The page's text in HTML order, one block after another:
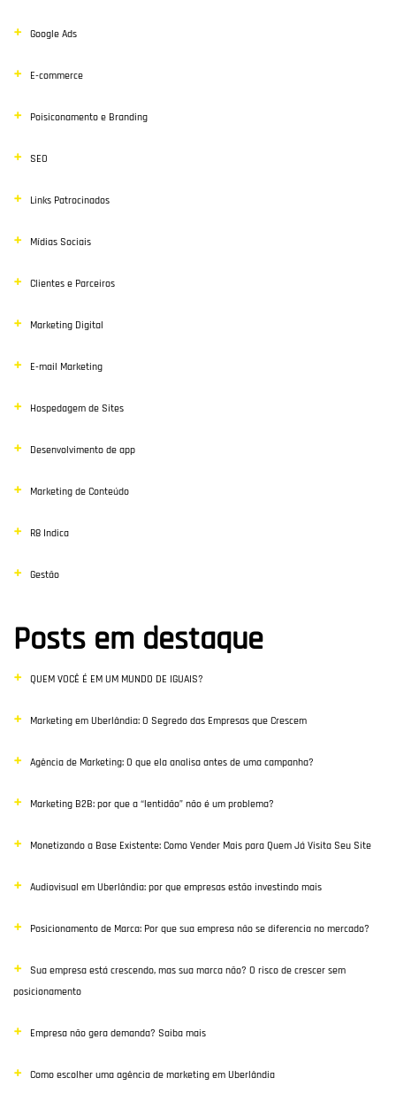
Google Ads
E-commerce
Poisiconamento e Branding
SEO
Links Patrocinados
Mídias Sociais
Clientes e Parceiros
Marketing Digital
E-mail Marketing
Hospedagem de Sites
Desenvolvimento de app
Marketing de Conteúdo
R8 Indica
Gestão
Posts em destaque
QUEM VOCÊ É EM UM MUNDO DE IGUAIS?
Marketing em Uberlândia: O Segredo das Empresas que Crescem
Agência de Marketing: O que ela analisa antes de uma campanha?
Marketing B2B: por que a “lentidão” não é um problema?
Monetizando a Base Existente: Como Vender Mais para Quem Já Visita Seu Site
Audiovisual em Uberlândia: por que empresas estão investindo mais
Posicionamento de Marca: Por que sua empresa não se diferencia no mercado?
Sua empresa está crescendo, mas sua marca não? O risco de crescer sem
posicionamento
Empresa não gera demanda? Saiba mais
Como escolher uma agência de marketing em Uberlândia